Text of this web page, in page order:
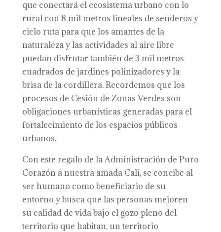
que conectará el ecosistema urbano con lo
rural con 8 mil metros lineales de senderos y
ciclo ruta para que los amantes de la
naturaleza y las actividades al aire libre
puedan disfrutar también de 3 mil metros
cuadrados de jardines polinizadores y la
brisa de la cordillera. Recordemos que los
procesos de Cesión de Zonas Verdes son
obligaciones urbanísticas generadas para el
fortalecimiento de los espacios públicos
urbanos.
Con este regalo de la Administración de Puro
Corazón a nuestra amada Cali, se concibe al
ser humano como beneficiario de su
entorno y busca que las personas mejoren
su calidad de vida bajo el gozo pleno del
territorio que habitan, un territorio